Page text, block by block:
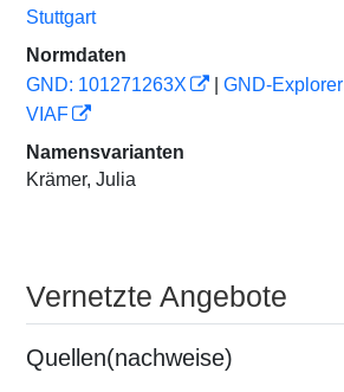
Stuttgart
Normdaten
GND: 101271263X
GND-Explorer
VIAF
Namensvarianten
Krämer, Julia
Vernetzte Angebote
Quellen(nachweise)